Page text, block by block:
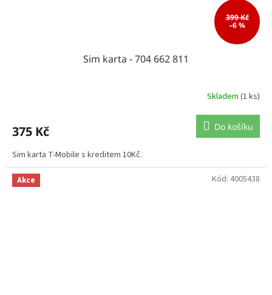
399 Kč
–6 %
Sim karta - 704 662 811
Skladem (1 ks)
375 Kč Do košíku
Sim karta T-Mobile s kreditem 10Kč.
Akce Kód: 4005438